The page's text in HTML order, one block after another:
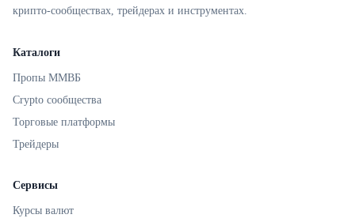
крипто-сообществах, трейдерах и инструментах.
Каталоги
Пропы ММВБ
Crypto сообщества
Торговые платформы
Трейдеры
Сервисы
Курсы валют